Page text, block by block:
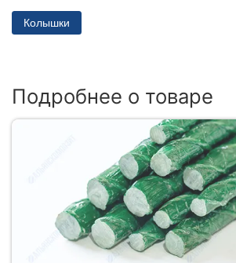
Колышки
Подробнее о товаре